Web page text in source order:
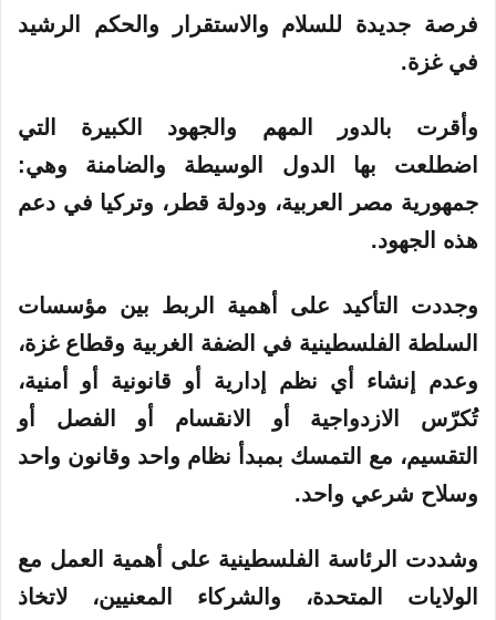
فرصة جديدة للسلام والاستقرار والحكم الرشيد
في غزة.
وأقرت بالدور المهم والجهود الكبيرة التي
اضطلعت بها الدول الوسيطة والضامنة وهي:
جمهورية مصر العربية، ودولة قطر، وتركيا في دعم
هذه الجهود.
وجددت التأكيد على أهمية الربط بين مؤسسات
السلطة الفلسطينية في الضفة الغربية وقطاع غزة،
وعدم إنشاء أي نظم إدارية أو قانونية أو أمنية،
تُكرّس الازدواجية أو الانقسام أو الفصل أو
التقسيم، مع التمسك بمبدأ نظام واحد وقانون واحد
وسلاح شرعي واحد.
وشددت الرئاسة الفلسطينية على أهمية العمل مع
الولايات المتحدة، والشركاء المعنيين، لاتخاذ